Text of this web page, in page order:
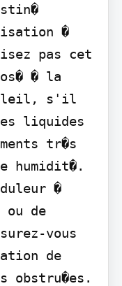
�
pas cet
� la
s'il
liquides
tr�s
humidit�.
�
de
vous
de
obstru�es.